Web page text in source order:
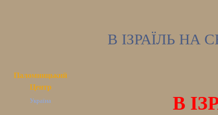
Паломницький
Центр
Україна
В ІЗРАЇЛЬ НА
В